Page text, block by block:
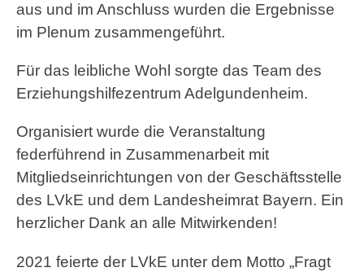
aus und im Anschluss wurden die Ergebnisse
im Plenum zusammengeführt.
Für das leibliche Wohl sorgte das Team des
Erziehungshilfezentrum Adelgundenheim.
Organisiert wurde die Veranstaltung
federführend in Zusammenarbeit mit
Mitgliedseinrichtungen von der Geschäftsstelle
des LVkE und dem Landesheimrat Bayern. Ein
herzlicher Dank an alle Mitwirkenden!
2021 feierte der LVkE unter dem Motto „Fragt